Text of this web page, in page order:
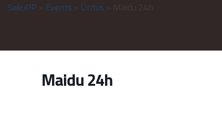
SakuPP Events Üritus
Maidu 24h